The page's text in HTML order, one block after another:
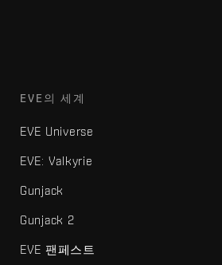
EVE의 세계
EVE Universe
EVE: Valkyrie
Gunjack
Gunjack 2
EVE 팬페스트